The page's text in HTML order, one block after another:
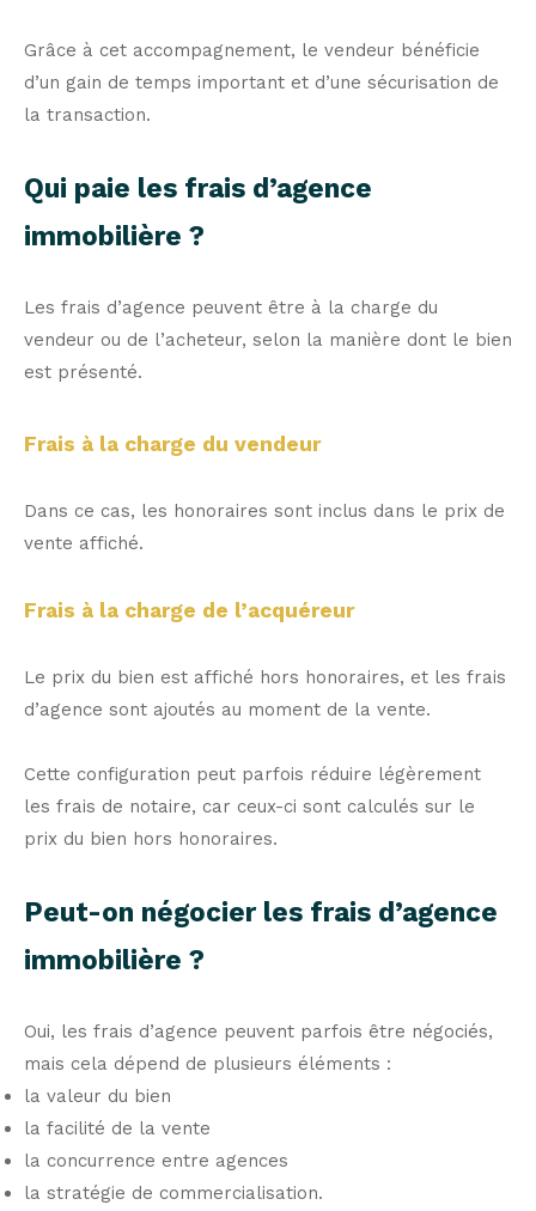
Grâce à cet accompagnement, le vendeur bénéficie
d’un gain de temps important et d’une sécurisation de
la transaction.
Qui paie les frais d’agence
immobilière ?
Les frais d’agence peuvent être à la charge du
vendeur ou de l’acheteur, selon la manière dont le bien
est présenté.
Frais à la charge du vendeur
Dans ce cas, les honoraires sont inclus dans le prix de
vente affiché.
Frais à la charge de l’acquéreur
Le prix du bien est affiché hors honoraires, et les frais
d’agence sont ajoutés au moment de la vente.
Cette configuration peut parfois réduire légèrement
les frais de notaire, car ceux-ci sont calculés sur le
prix du bien hors honoraires.
Peut-on négocier les frais d’agence
immobilière ?
Oui, les frais d’agence peuvent parfois être négociés,
mais cela dépend de plusieurs éléments :
la valeur du bien
la facilité de la vente
la concurrence entre agences
la stratégie de commercialisation.